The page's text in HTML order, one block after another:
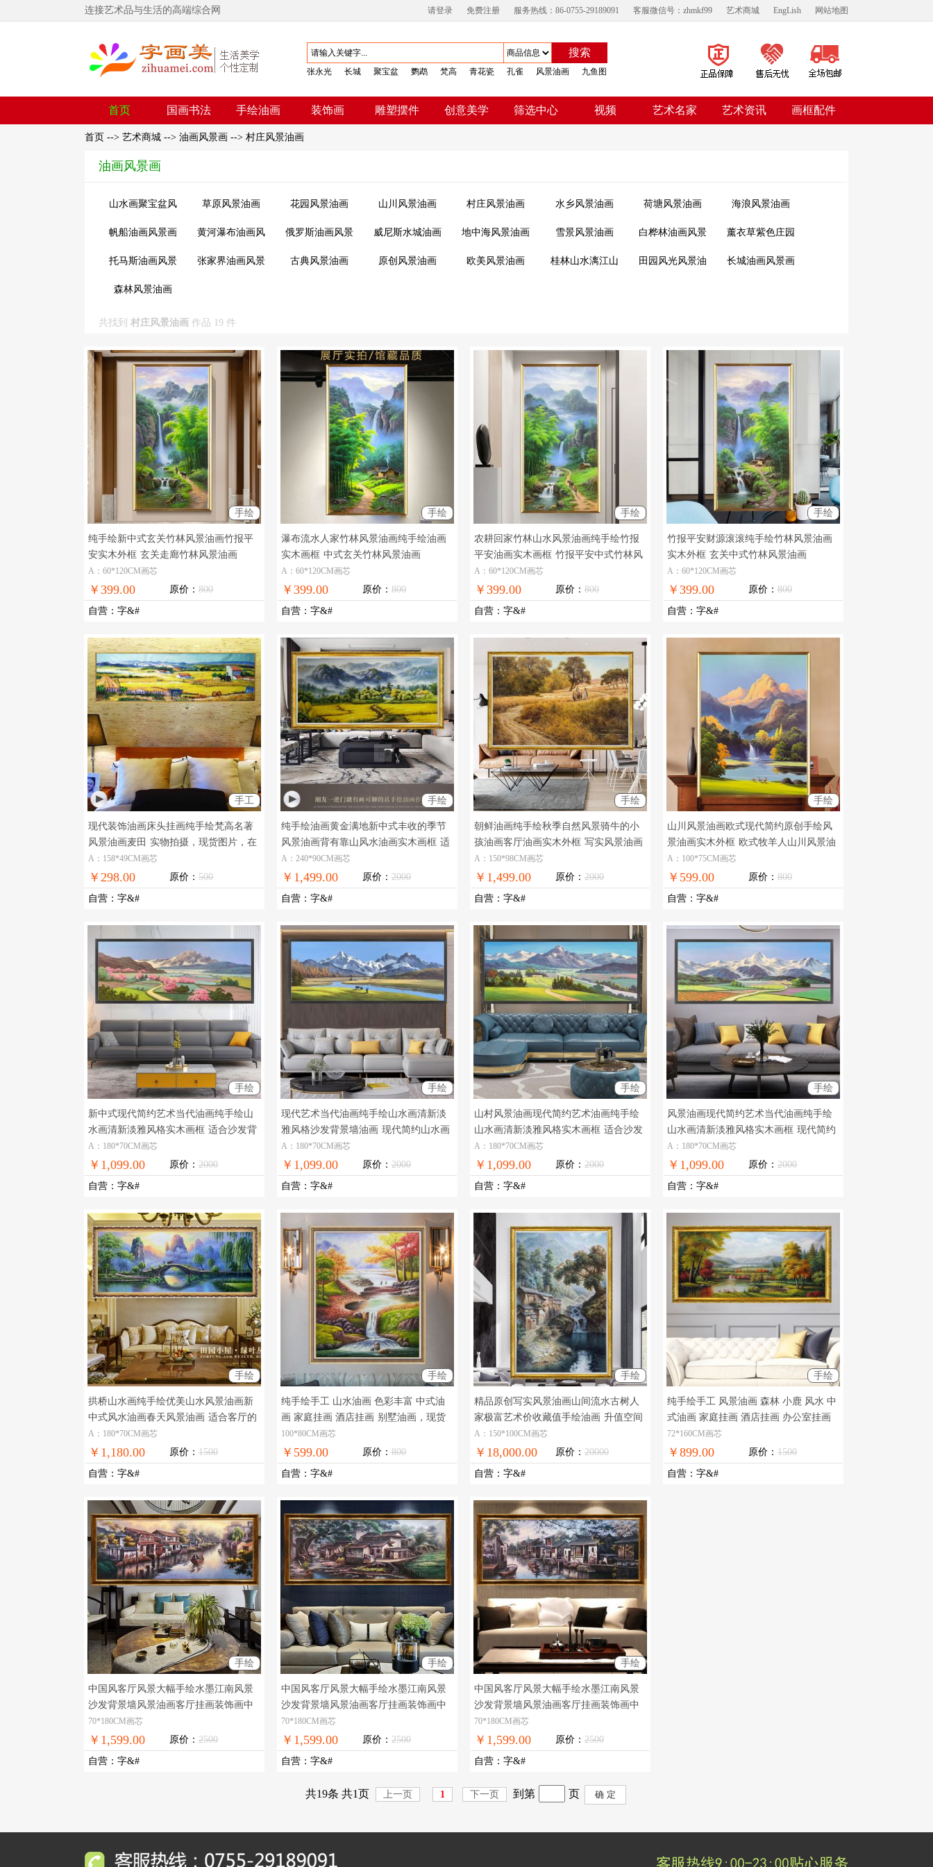
连接艺术品与生活的高端综合网 请登录 免费注册 服务热线：86-0755-29189091 客服微信号：zhmkf99 艺术商城 EngLish 网站地图
搜索
张永光 长城 聚宝盆 鹦鹉 梵高 青花瓷 孔雀 风景油画 九鱼图
首页 国画书法 手绘油画 装饰画 雕塑摆件 创意美学 筛选中心 视频 艺术名家 艺术资讯 画框配件
首页 --> 艺术商城 --> 油画风景画 --> 村庄风景油画
油画风景画
山水画聚宝盆风
草原风景油画 花园风景油画 山川风景油画 村庄风景油画 水乡风景油画 荷塘风景油画 海浪风景油画
帆船油画风景画
黄河瀑布油画风
俄罗斯油画风景
威尼斯水城油画
地中海风景油画 雪景风景油画
白桦林油画风景
薰衣草紫色庄园
托马斯油画风景
张家界油画风景
古典风景油画 原创风景油画 欧美风景油画
桂林山水漓江山
田园风光风景油
长城油画风景画
森林风景油画
共找到 村庄风景油画 作品 19 件
手绘
纯手绘新中式玄关竹林风景油画竹报平
安实木外框 玄关走廊竹林风景油画
A：60*120CM画芯
￥399.00 原价： 800
自营 ： 字&#
手绘
瀑布流水人家竹林风景油画纯手绘油画
实木画框 中式玄关竹林风景油画
A：60*120CM画芯
￥399.00 原价： 800
自营 ： 字&#
手绘
农耕回家竹林山水风景油画纯手绘竹报
平安油画实木画框 竹报平安中式竹林风
景油画
A：60*120CM画芯
￥399.00 原价： 800
自营 ： 字&#
手绘
竹报平安财源滚滚纯手绘竹林风景油画
实木外框 玄关中式竹林风景油画
A：60*120CM画芯
￥399.00 原价： 800
自营 ： 字&#
手工
现代装饰油画床头挂画纯手绘梵高名著
风景油画麦田 实物拍摄，现货图片，在
线支付，全国免邮
A：158*49CM画芯
￥298.00 原价： 500
自营 ： 字&#
手绘
纯手绘油画黄金满地新中式丰收的季节
风景油画背有靠山风水油画实木画框 适
合中式客厅酒店的精品风景油画
A：240*90CM画芯
￥1,499.00 原价： 2000
自营 ： 字&#
手绘
朝鲜油画纯手绘秋季自然风景骑牛的小
孩油画客厅油画实木外框 写实风景油画
朝鲜精品油画
A：150*98CM画芯
￥1,499.00 原价： 2000
自营 ： 字&#
手绘
山川风景油画欧式现代简约原创手绘风
景油画实木外框 欧式牧羊人山川风景油
画
A：100*75CM画芯
￥599.00 原价： 800
自营 ： 字&#
手绘
新中式现代简约艺术当代油画纯手绘山
水画清新淡雅风格实木画框 适合沙发背
景墙装饰手绘油画
A：180*70CM画芯
￥1,099.00 原价： 2000
自营 ： 字&#
手绘
现代艺术当代油画纯手绘山水画清新淡
雅风格沙发背景墙油画 现代简约山水画
纯手绘高品质油画
A：180*70CM画芯
￥1,099.00 原价： 2000
自营 ： 字&#
手绘
山村风景油画现代简约艺术油画纯手绘
山水画清新淡雅风格实木画框 适合沙发
背景墙装饰风景手绘油画
A：180*70CM画芯
￥1,099.00 原价： 2000
自营 ： 字&#
手绘
风景油画现代简约艺术当代油画纯手绘
山水画清新淡雅风格实木画框 现代简约
山水画纯手绘高品质油画
A：180*70CM画芯
￥1,099.00 原价： 2000
自营 ： 字&#
手绘
拱桥山水画纯手绘优美山水风景油画新
中式风水油画春天风景油画 适合客厅的
青山绿水风景油画
A：180*70CM画芯
￥1,180.00 原价： 1500
自营 ： 字&#
手绘
纯手绘手工 山水油画 色彩丰富 中式油
画 家庭挂画 酒店挂画 别墅油画，现货
图片，在线支付，全国免邮
100*80CM画芯
￥599.00 原价： 800
自营 ： 字&#
手绘
精品原创写实风景油画山间流水古树人
家极富艺术价收藏值手绘油画 升值空间
大手绘原创风景油画
A：150*100CM画芯
￥18,000.00 原价： 20000
自营 ： 字&#
手绘
纯手绘手工 风景油画 森林 小鹿 风水 中
式油画 家庭挂画 酒店挂画 办公室挂画
字画购买到这就对了，现货图片，在线
支付，全国免邮
72*160CM画芯
￥899.00 原价： 1500
自营 ： 字&#
手绘
中国风客厅风景大幅手绘水墨江南风景
沙发背景墙风景油画客厅挂画装饰画中
式油画 实物拍摄，现货图片，在线支
付，全国免邮
70*180CM画芯
￥1,599.00 原价： 2500
自营 ： 字&#
手绘
中国风客厅风景大幅手绘水墨江南风景
沙发背景墙风景油画客厅挂画装饰画中
式油画 实物拍摄，现货图片，在线支
付，全国免邮
70*180CM画芯
￥1,599.00 原价： 2500
自营 ： 字&#
手绘
中国风客厅风景大幅手绘水墨江南风景
沙发背景墙风景油画客厅挂画装饰画中
式油画 实物拍摄，现货图片，在线支
付，全国免邮
70*180CM画芯
￥1,599.00 原价： 2500
自营 ： 字&#
共19条 共1页 上一页 1 下一页 到第 页